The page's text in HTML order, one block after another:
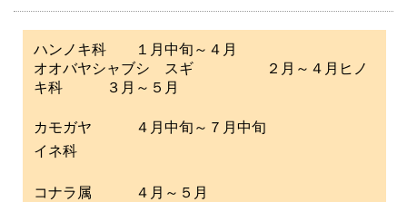
ハンノキ科 １月中旬～４月
オオバヤシャブシ スギ ２月～４月ヒノ
キ科 ３月～５月
カモガヤ ４月中旬～７月中旬
イネ科
コナラ属 ４月～５月